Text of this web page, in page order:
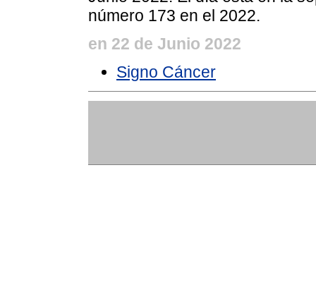
número 173 en el 2022.
en 22 de Junio 2022
Signo Cáncer